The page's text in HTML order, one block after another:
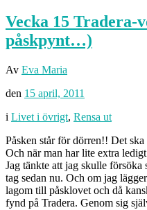
Vecka 15 Tradera-
påskpynt…)
Av Eva Maria
den 15 april, 2011
i Livet i övrigt, Rensa ut
Påsken står för dörren!! Det
Och när man har lite extra
Jag tänkte att jag skulle försöka
tag sedan nu. Och om jag
lagom till påsklovet och då
fynd på Tradera. Genom sig